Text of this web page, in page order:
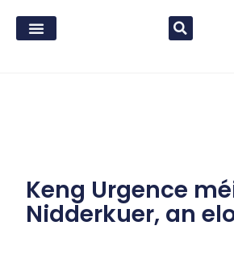
Keng Urgence
Nidderkuer, an